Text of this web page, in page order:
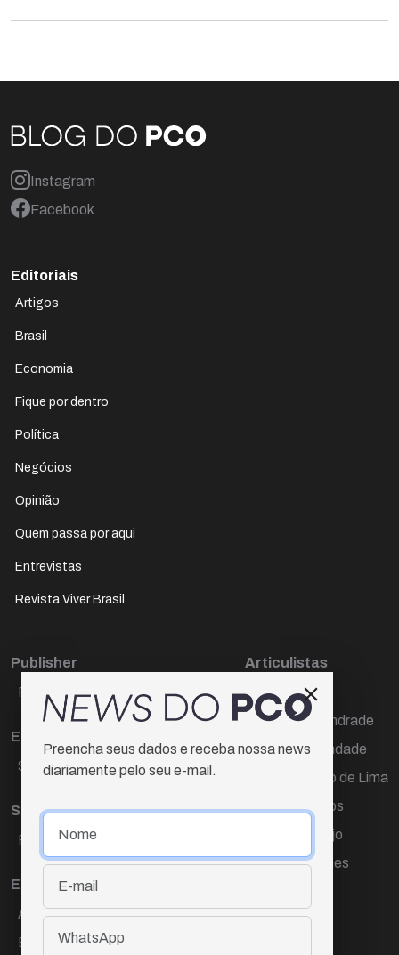
Instagram
Facebook
Editoriais
Artigos
Brasil
Economia
Fique por dentro
Política
Negócios
Opinião
Quem passa por aqui
Entrevistas
Revista Viver Brasil
Publisher
Paulo Cesar de Oliveira
Editora Chefe
Sueli Cotta
Sub-editora
Raquel Ayres
Equipe
Ana Lúcia Cortez
Eliane Hardy
Articulistas
Décio Freire
Dr Marcos Andrade
Hamilton Trindade
Igor Carvalho de Lima
Mario Campos
Renata Araújo
Wagner Gomes
Preencha seus dados e receba nossa news
diariamente pelo seu e-mail.